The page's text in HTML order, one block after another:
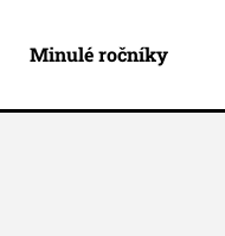
Minulé ročníky